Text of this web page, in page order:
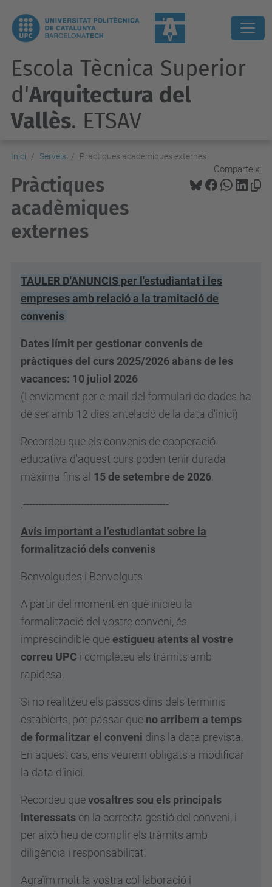
Escola Tècnica Superior
d'Arquitectura del
Vallès. ETSAV
Inici Serveis Pràctiques acadèmiques externes
Comparteix:
Pràctiques
acadèmiques
externes
TAULER D'ANUNCIS per l'estudiantat i les
empreses amb relació a la tramitació de
convenis
Dates límit per gestionar convenis de
pràctiques del curs 2025/2026 abans de les
vacances: 10 juliol 2026
(L'enviament per e-mail del formulari de dades ha
de ser amb 12 dies antelació de la data d'inici)
Recordeu que els convenis de cooperació
educativa d'aquest curs poden tenir durada
màxima fins al 15 de setembre de 2026
.------------------------------------------------
Avís important a l’estudiantat sobre la
formalització dels convenis
Benvolgudes i Benvolguts
A partir del moment en què inicieu la
formalització del vostre conveni, és
imprescindible que estigueu atents al vostre
correu UPC i completeu els tràmits amb
rapidesa.
Si no realitzeu els passos dins dels terminis
establerts, pot passar que no arribem a temps
de formalitzar el conveni dins la data prevista.
En aquest cas, ens veurem obligats a modificar
la data d’inici.
Recordeu quevosaltres sou els principals
interessats en la correcta gestió del conveni, i
per això heu de complir els tràmits amb
diligència i responsabilitat.
Agraïm molt la vostra col·laboració i